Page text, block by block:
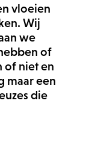
vloeien
Wij
we
of
of niet en
maar een
die